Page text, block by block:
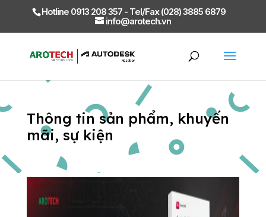
Hotline 0913 208 357 - Tel/Fax (028) 3885 6879
info@arotech.vn
Thông tin sản phẩm, khuyến
mãi, sự kiện